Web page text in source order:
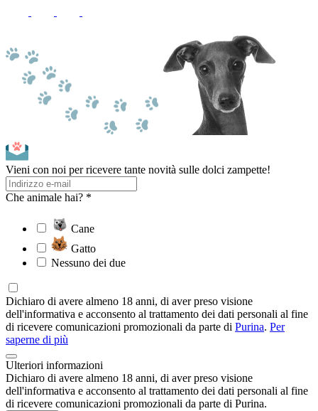
Vieni con noi per ricevere tante novità sulle dolci zampette!
Che animale hai? *
Cane
Gatto
Nessuno dei due
Dichiaro di avere almeno 18 anni, di aver preso visione
dell'informativa e acconsento al trattamento dei dati personali al fine
di ricevere comunicazioni promozionali da parte di Purina. Per
saperne di più
Ulteriori informazioni
Dichiaro di avere almeno 18 anni, di aver preso visione
dell'informativa e acconsento al trattamento dei dati personali al fine
di ricevere comunicazioni promozionali da parte di Purina.